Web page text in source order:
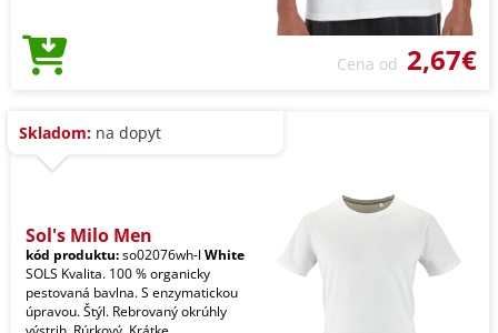
Cena od 2,67€
Skladom: na dopyt
Sol's Milo Men
kód produktu:so02076wh-l White
SOLS Kvalita. 100 % organicky
pestovaná bavlna. S enzymatickou
úpravou. Štýl. Rebrovaný okrúhly